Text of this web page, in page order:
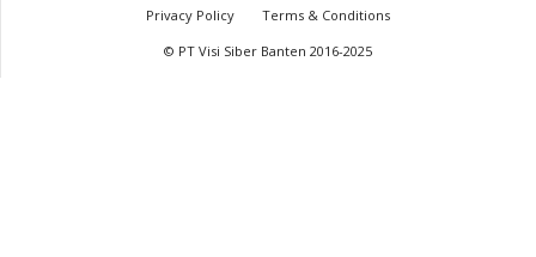
Privacy Policy
Terms & Conditions
© PT Visi Siber Banten 2016-2025